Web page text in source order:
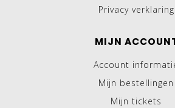
Privacy verklaring
MIJN
Account
Mijn bestellingen
Mijn tickets